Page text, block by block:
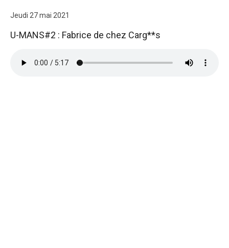
Jeudi 27 mai 2021
U-MANS#2 : Fabrice de chez Carg**s